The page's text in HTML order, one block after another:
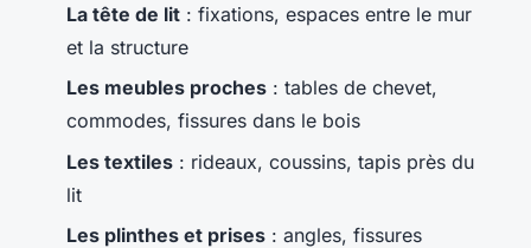
La tête de lit : fixations, espaces entre le mur
et la structure
Les meubles proches : tables de chevet,
commodes, fissures dans le bois
Les textiles : rideaux, coussins, tapis près du
lit
Les plinthes et prises : angles, fissures